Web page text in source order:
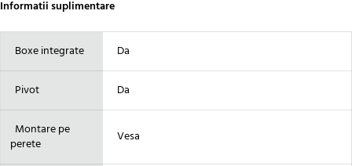
Informatii suplimentare
Boxe integrate Da
Pivot Da
Montare pe
perete
Vesa